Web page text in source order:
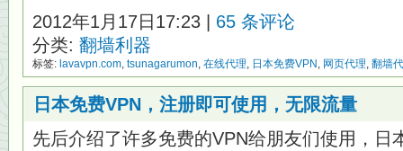
2012年1月17日17:23 | 65 条评论
分类: 翻墙利器
标签: lavavpn.com, tsunagarumon, 在线代理, 日本免费VPN , 网页代理, 翻墙
日本免费VPN，注册即可使用，无限流量
先后介绍了许多免费的VPN给朋友们使用，日